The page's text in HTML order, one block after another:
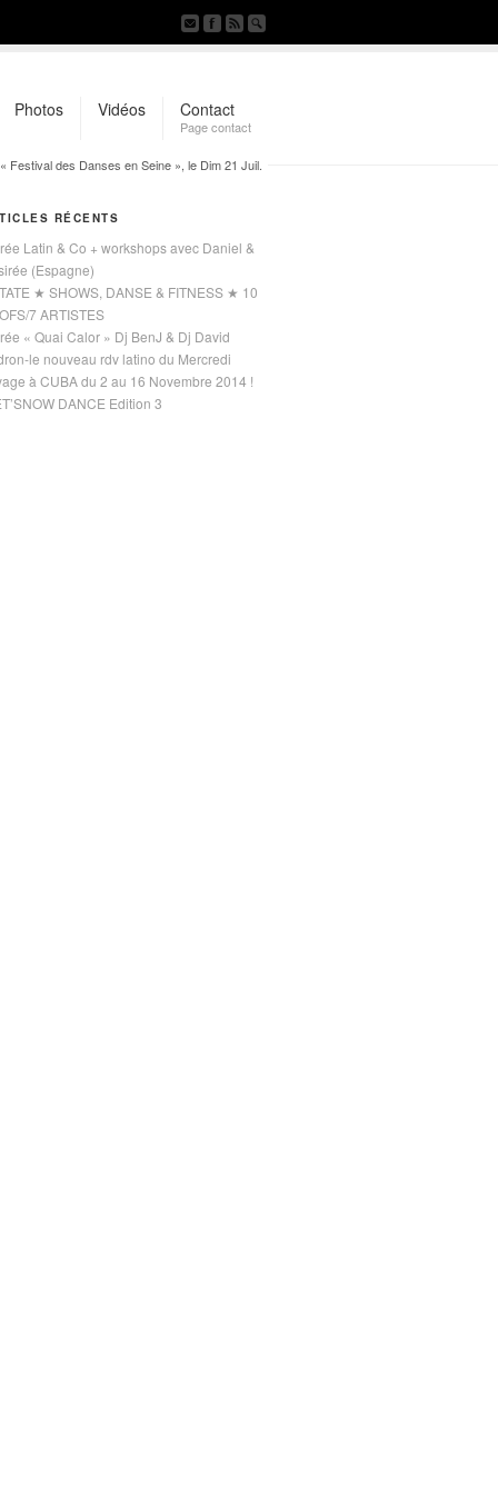
Photos Vidéos Contact
Page contact
des Danses en Seine », le Dim 21 Juil.
RÉCENTS
Latin & Co + workshops avec Daniel &
(Espagne)
★ SHOWS, DANSE & FITNESS ★ 10
7 ARTISTES
« Quai Calor » Dj BenJ & Dj David
le nouveau rdv latino du Mercredi
à CUBA du 2 au 16 Novembre 2014 !
DANCE Edition 3